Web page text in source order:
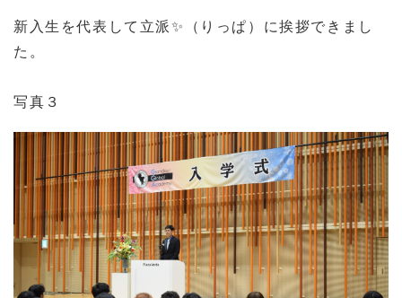
新入生を代表して立派✨（りっぱ）に挨拶できまし
た。
写真３